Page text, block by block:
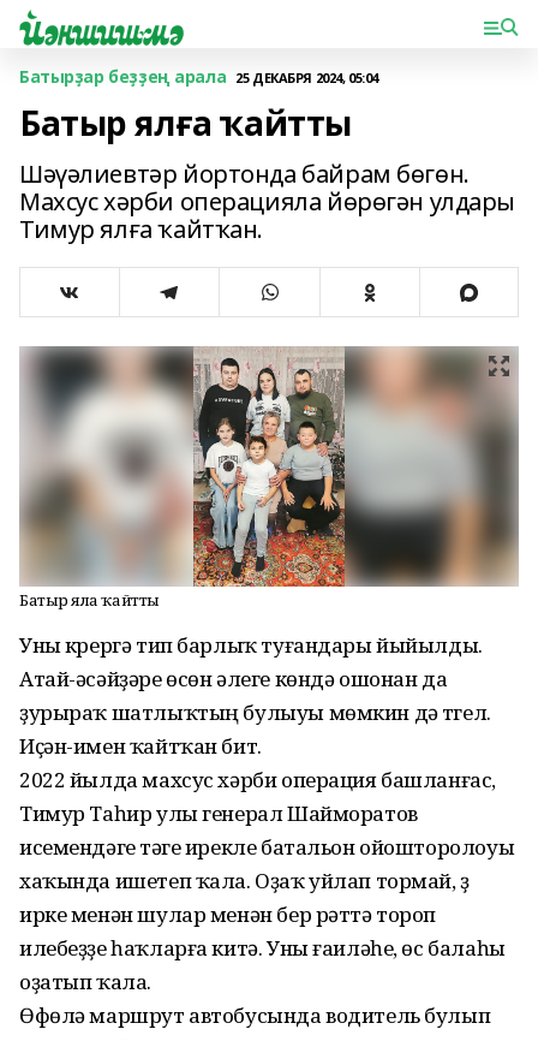
Батырҙар беҙҙең арала 25 ДЕКАБРЯ 2024, 05:04
Батыр ялға ҡайтты
Шәүәлиевтәр йортонда байрам бөгөн.
Махсус хәрби операцияла йөрөгән улдары
Тимур ялға ҡайт­ҡан.
Батыр ялға ҡайтты
Уны күрергә тип барлыҡ туғандары йыйылды.
Атай-әсәй­ҙәре өсөн әлеге көндә ошонан да
ҙурыраҡ шатлыҡтың булыуы мөмкин дә түгел.
Иҫән-имен ҡайтҡан бит.
2022 йылда махсус хәрби операция башланғас,
Тимур Таһир улы генерал Шайморатов
исемендәге тәүге ирекле батальон ойошторолоуы
хаҡында ишетеп ҡала. Оҙаҡ уйлап тормай, үҙ
ирке менән шулар менән бер рәттә тороп
илебеҙҙе һаҡларға китә. Уны ғаиләһе, өс балаһы
оҙатып ҡала.
Өфөлә маршрут автобусында водитель булып